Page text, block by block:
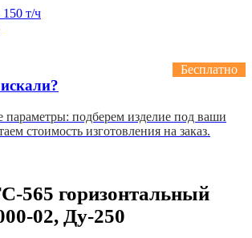
150 т/ч
Бесплатно
подберем изделие под ваши
стоимость изготовления на заказ.
565 горизонтальный
02, Ду-250